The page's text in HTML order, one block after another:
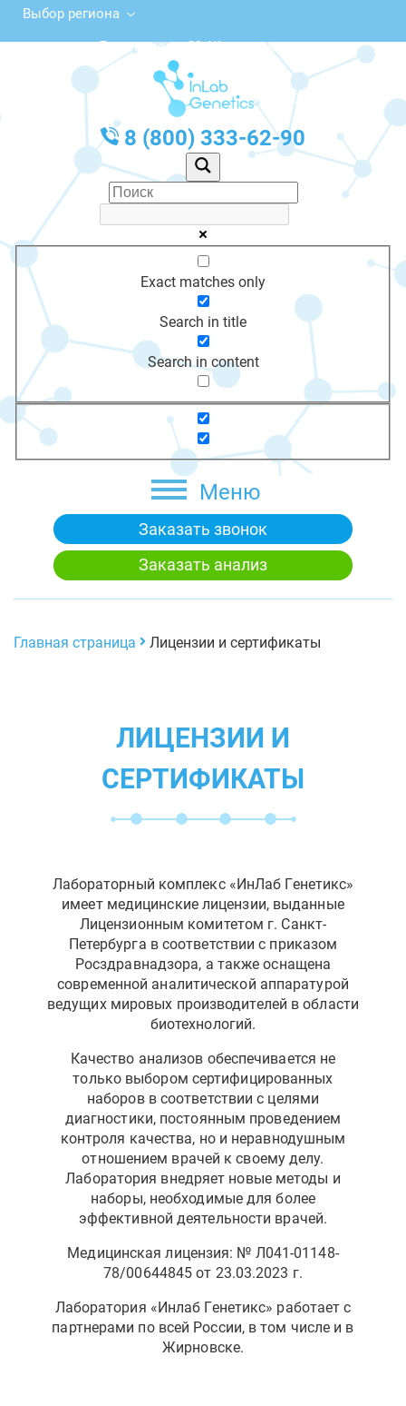
Выбор региона
ул. Ломоносова, 39, Жирновск
с 10:00 до 20:00
График работы: Пн-Пт с 10:00 до 20:00
8 (800) 333-62-90
Exact matches only
Search in title
Search in content
Меню
Заказать звонок
Заказать анализ
Главная страница Лицензии и сертификаты
ЛИЦЕНЗИИ И
СЕРТИФИКАТЫ
Лабораторный комплекс «ИнЛаб Генетикс»
имеет медицинские лицензии, выданные
Лицензионным комитетом г. Санкт-
Петербурга в соответствии с приказом
Росздравнадзора, а также оснащена
современной аналитической аппаратурой
ведущих мировых производителей в области
биотехнологий.
Качество анализов обеспечивается не
только выбором сертифицированных
наборов в соответствии с целями
диагностики, постоянным проведением
контроля качества, но и неравнодушным
отношением врачей к своему делу.
Лаборатория внедряет новые методы и
наборы, необходимые для более
эффективной деятельности врачей.
Медицинская лицензия: № Л041-01148-
78/00644845 от 23.03.2023 г.
Лаборатория «Инлаб Генетикс» работает с
партнерами по всей России, в том числе и в
Жирновске.